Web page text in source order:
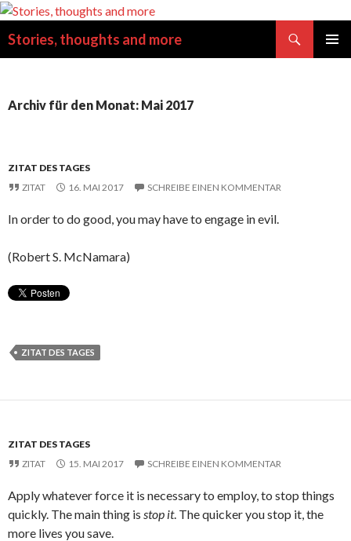
Stories, thoughts and more
Archiv für den Monat: Mai 2017
ZITAT DES TAGES
ZITAT
16. MAI 2017 SCHREIBE EINEN KOMMENTAR
In order to do good, you may have to engage in evil.
(Robert S. McNamara)
ZITAT DES TAGES
ZITAT DES TAGES
ZITAT
15. MAI 2017 SCHREIBE EINEN KOMMENTAR
Apply whatever force it is necessary to employ, to stop things
quickly. The main thing is stop it. The quicker you stop it, the
more lives you save.